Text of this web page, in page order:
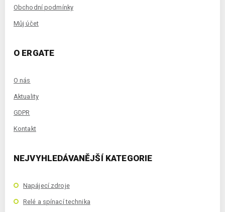
Obchodní podmínky
Můj účet
O ERGATE
O nás
Aktuality
GDPR
Kontakt
NEJVYHLEDÁVANĚJŠÍ KATEGORIE
Napájecí zdroje
Relé a spínací technika